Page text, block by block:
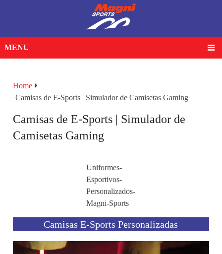
MENU
Home
Camisas de E-Sports | Simulador de Camisetas Gaming
Camisas de E-Sports | Simulador de
Camisetas Gaming
Uniformes-
Esportivos-
Personalizados-
Magni-Sports
Camisas E-Sports Personalizadas